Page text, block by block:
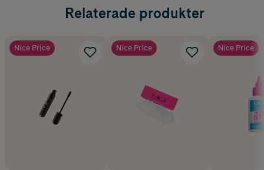
Relaterade produkter
Nice Price Nice Price Nice Price